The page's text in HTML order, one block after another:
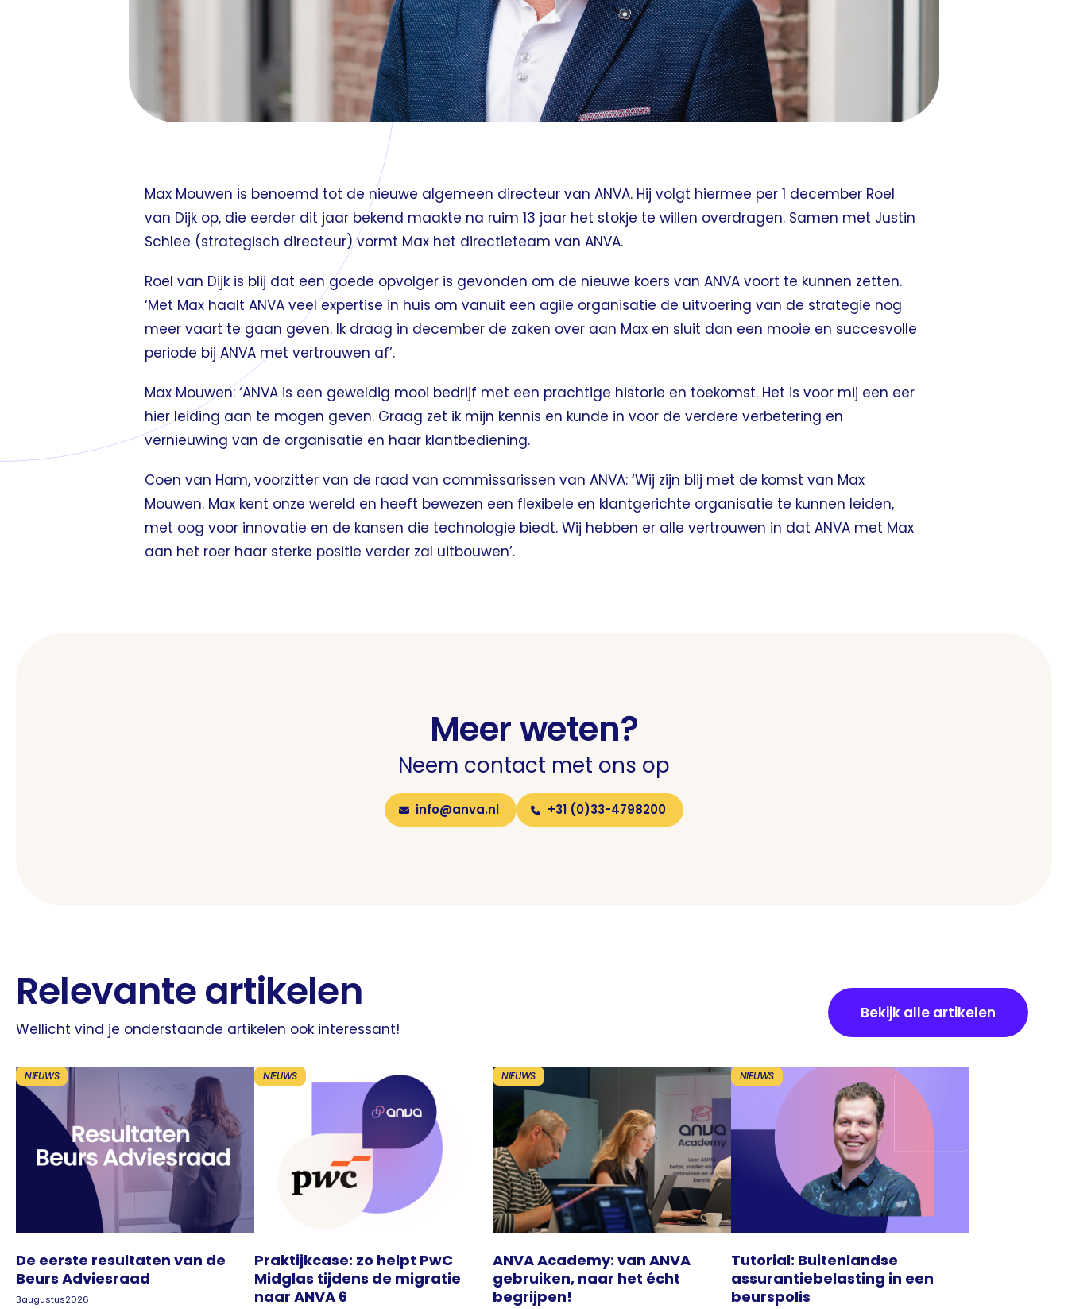
Max Mouwen is benoemd tot de nieuwe algemeen directeur van ANVA. Hij volgt hiermee per 1 december Roel
van Dijk op, die eerder dit jaar bekend maakte na ruim 13 jaar het stokje te willen overdragen. Samen met Justin
Schlee (strategisch directeur) vormt Max het directieteam van ANVA.
Roel van Dijk is blij dat een goede opvolger is gevonden om de nieuwe koers van ANVA voort te kunnen zetten.
‘Met Max haalt ANVA veel expertise in huis om vanuit een agile organisatie de uitvoering van de strategie nog
meer vaart te gaan geven. Ik draag in december de zaken over aan Max en sluit dan een mooie en succesvolle
periode bij ANVA met vertrouwen af’.
Max Mouwen: ‘ANVA is een geweldig mooi bedrijf met een prachtige historie en toekomst. Het is voor mij een eer
hier leiding aan te mogen geven. Graag zet ik mijn kennis en kunde in voor de verdere verbetering en
vernieuwing van de organisatie en haar klantbediening.
Coen van Ham, voorzitter van de raad van commissarissen van ANVA: ‘Wij zijn blij met de komst van Max
Mouwen. Max kent onze wereld en heeft bewezen een flexibele en klantgerichte organisatie te kunnen leiden,
met oog voor innovatie en de kansen die technologie biedt. Wij hebben er alle vertrouwen in dat ANVA met Max
aan het roer haar sterke positie verder zal uitbouwen’.
Meer weten?
Neem contact met ons op
info@anva.nl +31 (0)33-4798200
Relevante artikelen
Wellicht vind je onderstaande artikelen ook interessant!
Bekijk alle artikelen
NIEUWS
De eerste resultaten van de
Beurs Adviesraad
3augustus2026
NIEUWS
Praktijkcase: zo helpt PwC
Midglas tijdens de migratie
naar ANVA 6
NIEUWS
ANVA Academy: van ANVA
gebruiken, naar het écht
begrijpen!
NIEUWS
Tutorial: Buitenlandse
assurantiebelasting in een
beurspolis